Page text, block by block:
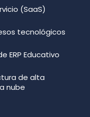
(SaaS)
tecnológicos
ERP Educativo
de alta
nube